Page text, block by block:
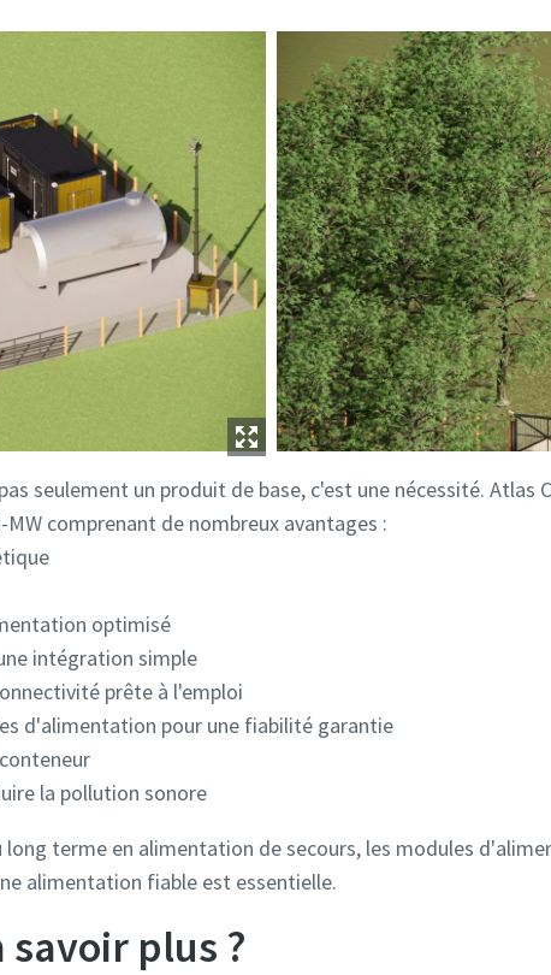
seulement un produit de base, c'est une nécessité. Atlas
comprenant de nombreux avantages :
optimisé
intégration simple
prête à l'emploi
d'alimentation pour une fiabilité garantie
la pollution sonore
long terme en alimentation de secours, les modules
alimentation fiable est essentielle.
savoir plus ?